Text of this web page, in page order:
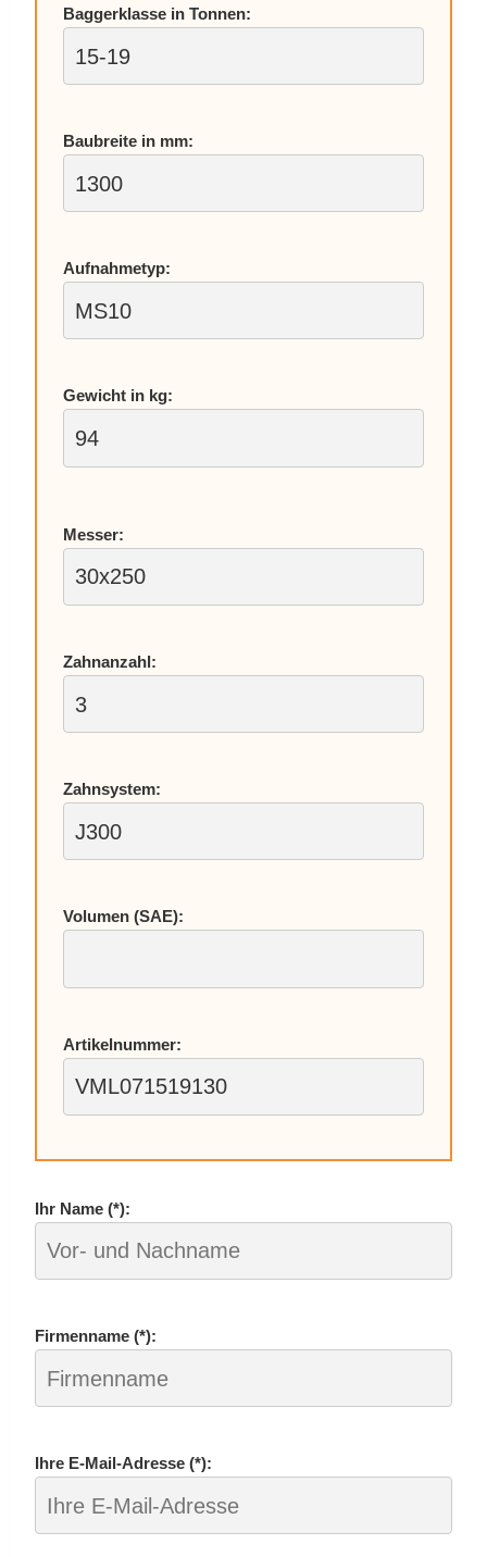
Bag­ger­klas­se in Ton­nen:
Bau­brei­te in mm:
Auf­nah­me­typ:
Ge­wicht in kg:
Mes­ser:
Zahn­an­zahl:
Zahn­sys­tem:
Vo­lu­men (SAE):
Ar­ti­kel­num­mer:
Ihr Name (*):
Fir­men­na­me (*):
Ihre E‑­Mail-Adres­se (*):